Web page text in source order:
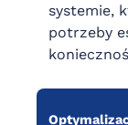
systemie,
potrzeby